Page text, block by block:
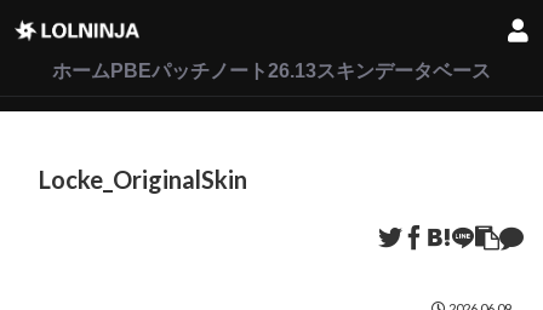
ホーム PBEパッチノート26.13スキンデータベース
Locke_OriginalSkin